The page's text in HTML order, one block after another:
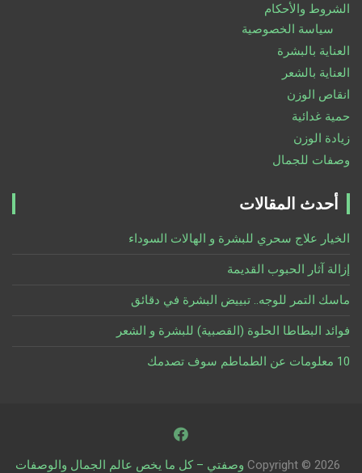
الشروط والأحكام
سياسة الخصوصية
العناية بالبشرة
العناية بالشعر
انقاص الوزن
حمية غدائية
زيادة الوزن
وصفات للجمال
أحدث المقالات
الخيار علاج سحري للبشرة و الهالات السوداء
إزالة آثار الحبوب القديمة
ماسك التمر للوجه.. تبييض البشرة في دقائق
فوائد البطاطا الحلوة (القصبية) للبشرة و الشعر
10 معلومات عن الطماطم سوف تصدمك
Copyright © 2026 وصفتي – كل ما يخص عالم الجمال والوصفات